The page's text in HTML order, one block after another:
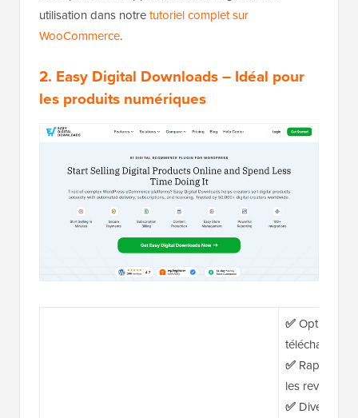
utilisation dans notretutoriel complet sur
WooCommerce.
2. Easy Digital Downloads– Idéal pour
les produits numériques
✅Optimisé
✅Rapports
les revenus
✅Diverses